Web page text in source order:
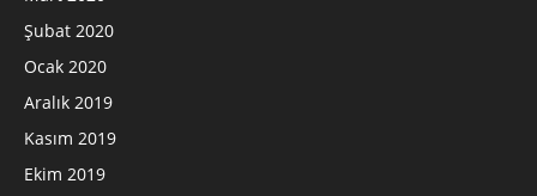
Şubat 2020
Ocak 2020
Aralık 2019
Kasım 2019
Ekim 2019